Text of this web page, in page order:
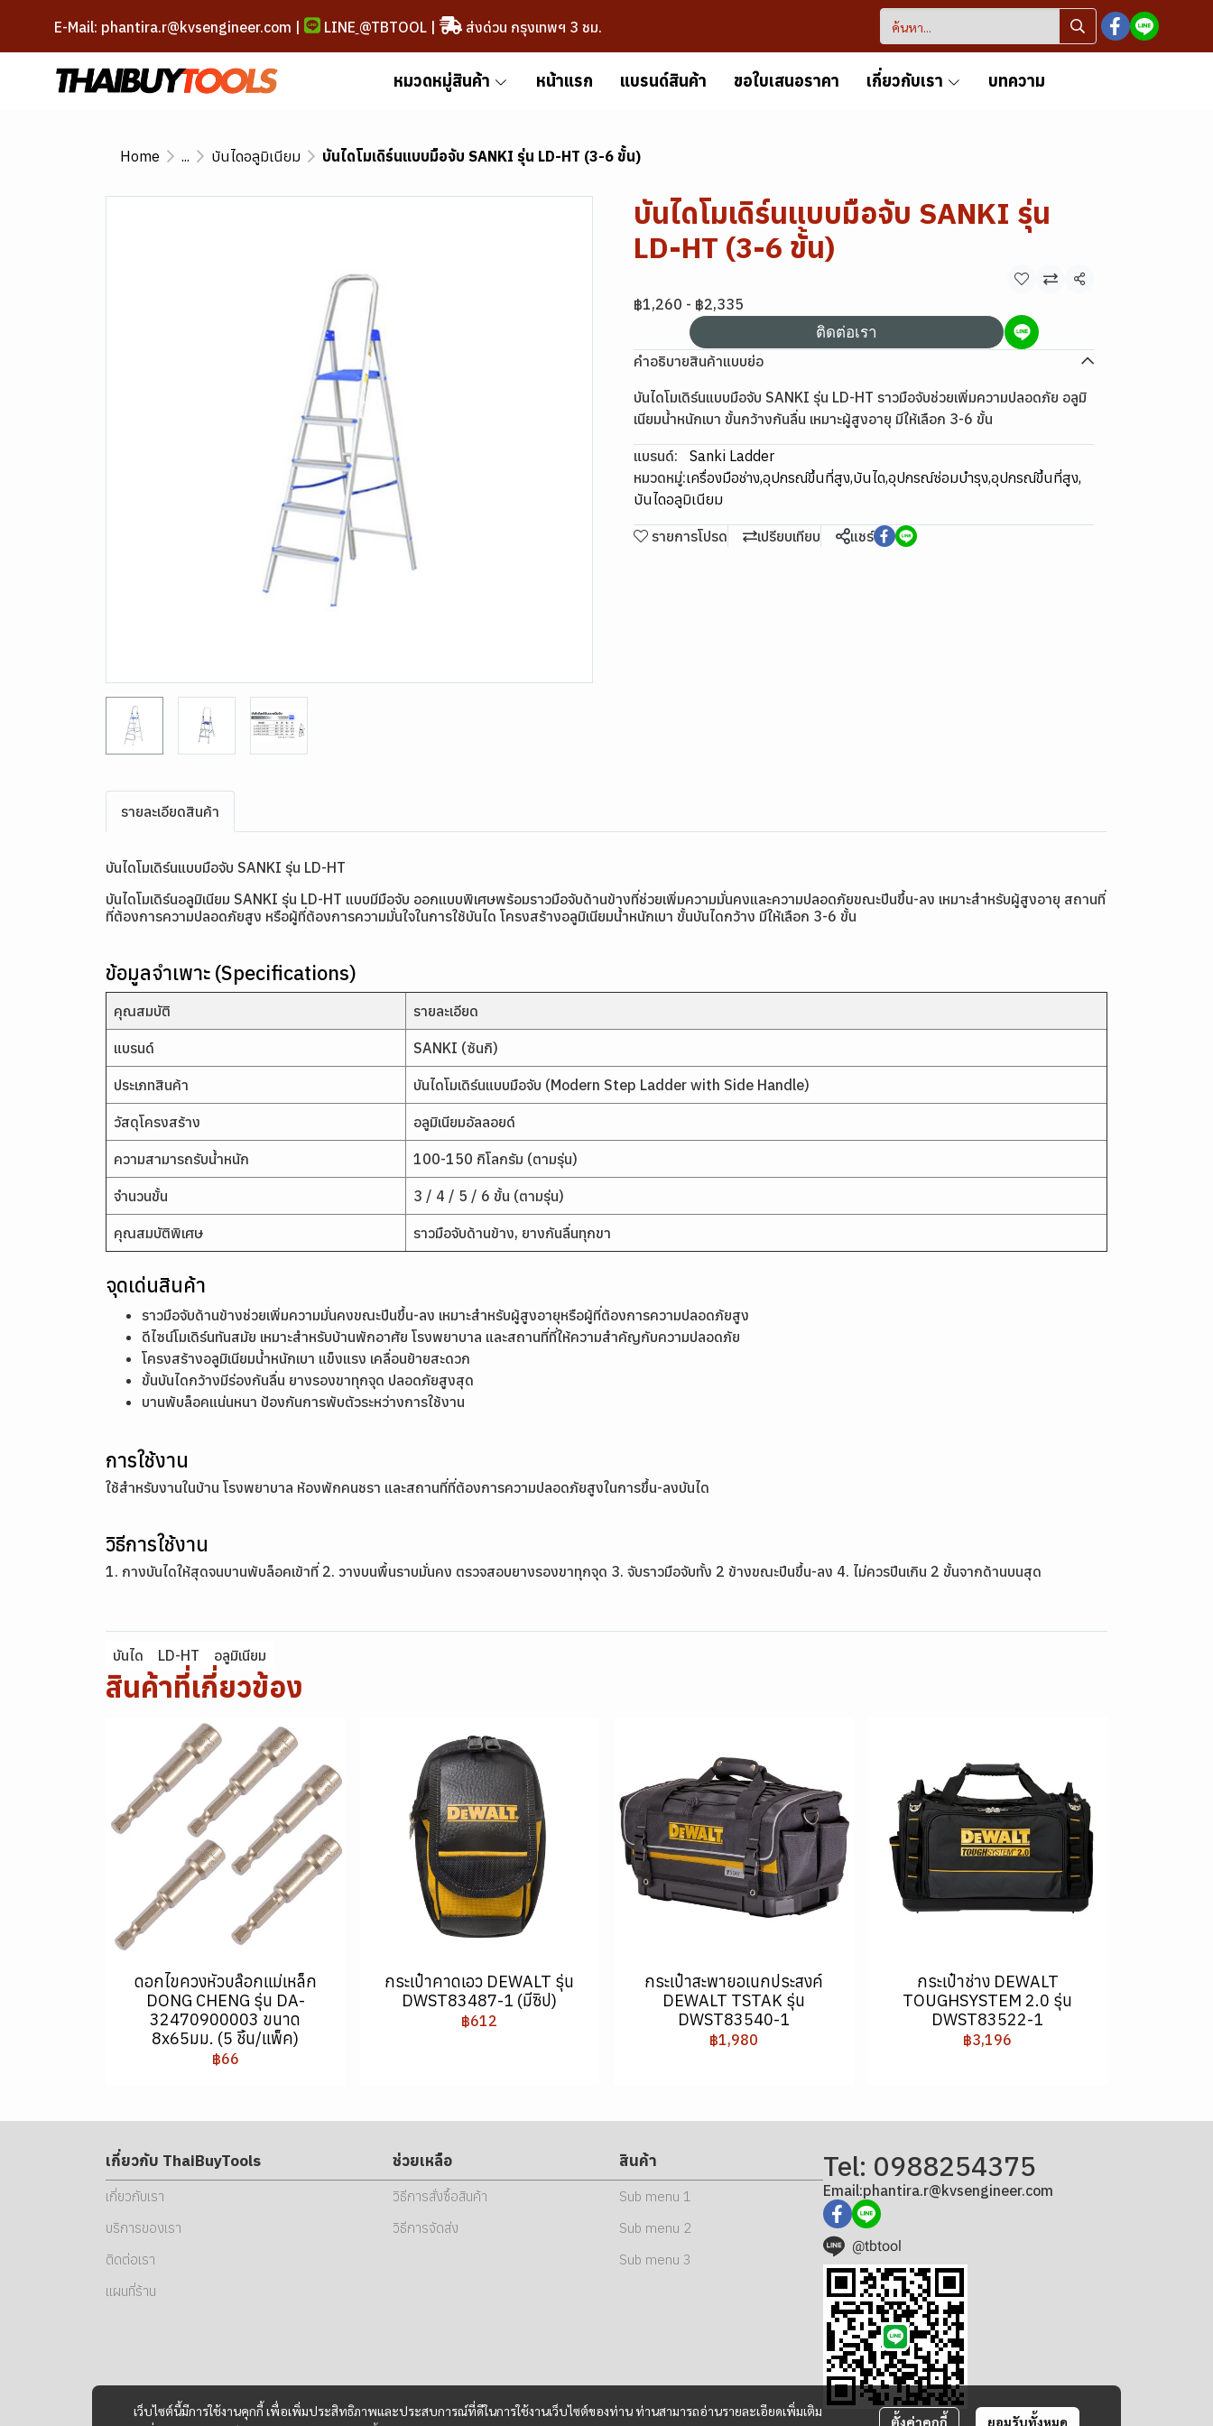
E-Mail: phantira.r@kvsengineer.com | LINE @TBTOOL| ส่งด่วน กรุงเทพฯ 3 ชม.
หมวดหมู่สินค้า หน้าแรก แบรนด์สินค้า ขอใบเสนอราคา เกี่ยวกับเรา บทความ
Home ... บันไดอลูมิเนียม บันไดโมเดิร์นแบบมือจับ SANKI รุ่น LD-HT (3-6 ขั้น)
บันไดโมเดิร์นแบบมือจับ SANKI รุ่น
LD-HT (3-6 ขั้น)
แชร์
฿1,260 - ฿2,335
ติดต่อเรา
คำอธิบายสินค้าแบบย่อ
บันไดโมเดิร์นแบบมือจับ SANKI รุ่น LD-HT ราวมือจับช่วยเพิ่มความปลอดภัย อลูมิ
เนียมน้ำหนักเบา ขั้นกว้างกันลื่น เหมาะผู้สูงอายุ มีให้เลือก 3-6 ขั้น
แบรนด์:
Sanki Ladder
หมวดหมู่:เครื่องมือช่าง,อุปกรณ์ขึ้นที่สูง,บันได,อุปกรณ์ซ่อมบำรุง,อุปกรณ์ขึ้นที่สูง,
บันไดอลูมิเนียม
รายการโปรด เปรียบเทียบ แชร์
รายละเอียดสินค้า
บันไดโมเดิร์นแบบมือจับ SANKI รุ่น LD-HT
บันไดโมเดิร์นอลูมิเนียม SANKI รุ่น LD-HT แบบมีมือจับ ออกแบบพิเศษพร้อมราวมือจับด้านข้างที่ช่วยเพิ่มความมั่นคงและความปลอดภัยขณะปีนขึ้น-ลง เหมาะสำหรับผู้สูงอายุ สถานที่
ที่ต้องการความปลอดภัยสูง หรือผู้ที่ต้องการความมั่นใจในการใช้บันได โครงสร้างอลูมิเนียมน้ำหนักเบา ขั้นบันไดกว้าง มีให้เลือก 3-6 ขั้น
ข้อมูลจำเพาะ (Specifications)
คุณสมบัติ รายละเอียด
แบรนด์ SANKI (ซันกิ)
ประเภทสินค้า บันไดโมเดิร์นแบบมือจับ (Modern Step Ladder with Side Handle)
วัสดุโครงสร้าง อลูมิเนียมอัลลอยด์
ความสามารถรับน้ำหนัก 100-150 กิโลกรัม (ตามรุ่น)
จำนวนขั้น 3 / 4 / 5 / 6 ขั้น (ตามรุ่น)
คุณสมบัติพิเศษ ราวมือจับด้านข้าง, ยางกันลื่นทุกขา
จุดเด่นสินค้า
ราวมือจับด้านข้างช่วยเพิ่มความมั่นคงขณะปีนขึ้น-ลง เหมาะสำหรับผู้สูงอายุหรือผู้ที่ต้องการความปลอดภัยสูง
ดีไซน์โมเดิร์นทันสมัย เหมาะสำหรับบ้านพักอาศัย โรงพยาบาล และสถานที่ที่ให้ความสำคัญกับความปลอดภัย
โครงสร้างอลูมิเนียมน้ำหนักเบา แข็งแรง เคลื่อนย้ายสะดวก
ขั้นบันไดกว้างมีร่องกันลื่น ยางรองขาทุกจุด ปลอดภัยสูงสุด
บานพับล็อคแน่นหนา ป้องกันการพับตัวระหว่างการใช้งาน
การใช้งาน
ใช้สำหรับงานในบ้าน โรงพยาบาล ห้องพักคนชรา และสถานที่ที่ต้องการความปลอดภัยสูงในการขึ้น-ลงบันได
วิธีการใช้งาน
1. กางบันไดให้สุดจนบานพับล็อคเข้าที่ 2. วางบนพื้นราบมั่นคง ตรวจสอบยางรองขาทุกจุด 3. จับราวมือจับทั้ง 2 ข้างขณะปีนขึ้น-ลง 4. ไม่ควรปีนเกิน 2 ขั้นจากด้านบนสุด
บันได LD-HT อลูมิเนียม
สินค้าที่เกี่ยวข้อง
ดอกไขควงหัวบล๊อกแม่เหล็ก
DONG CHENG รุ่น DA-
32470900003 ขนาด
8x65มม. (5 ชิ้น/แพ็ค)
฿66
กระเป๋าคาดเอว DEWALT รุ่น
DWST83487-1 (มีซิป)
฿612
กระเป๋าสะพายอเนกประสงค์
DEWALT TSTAK รุ่น
DWST83540-1
฿1,980
กระเป๋าช่าง DEWALT
TOUGHSYSTEM 2.0 รุ่น
DWST83522-1
฿3,196
เว็บไซต์นี้มีการใช้งานคุกกี้ เพื่อเพิ่มประสิทธิภาพและประสบการณ์ที่ดีในการใช้งานเว็บไซต์ของท่าน ท่านสามารถอ่านรายละเอียดเพิ่มเติม
ตั้งค่าคุกกี้ ยอมรับทั้งหมด
เกี่ยวกับ ThaiBuyTools
เกี่ยวกับเรา
บริการของเรา
ติดต่อเรา
แผนที่ร้าน
ช่วยเหลือ
วิธีการสั่งซื้อสินค้า
วิธีการจัดส่ง
สินค้า
Sub menu 1
Sub menu 2
Sub menu 3
Tel: 0988254375
Email:phantira.r@kvsengineer.com
@tbtool